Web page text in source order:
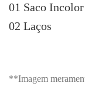
01 Saco Incolor
02 Laços
**Imagem